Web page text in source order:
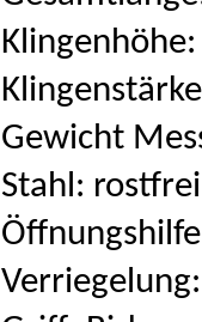
Gewicht
Stahl: